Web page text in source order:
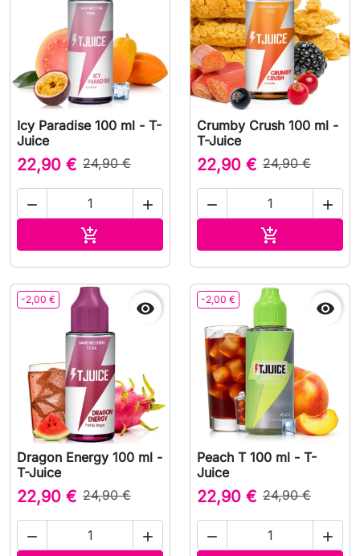
Icy Paradise 100 ml - T-
Juice
22,90 € 24,90 €
 

Crumby Crush 100 ml -
T-Juice
22,90 € 24,90 €
 

-2,00 € 
Dragon Energy 100 ml -
T-Juice
22,90 € 24,90 €
 
-2,00 € 
Peach T 100 ml - T-
Juice
22,90 € 24,90 €
 